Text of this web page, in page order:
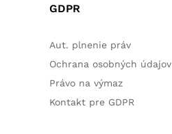
GDPR
Aut. plnenie práv
Ochrana osobných údajov
Právo na výmaz
Kontakt pre GDPR